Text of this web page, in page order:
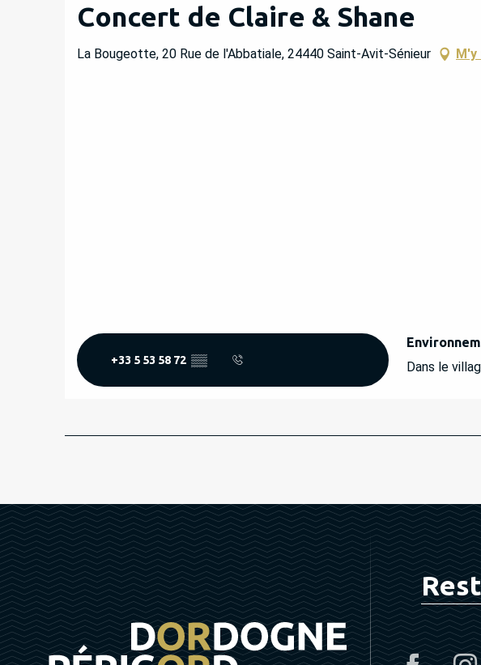
Concert de Claire & Shane
La Bougeotte, 20 Rue de l'Abbatiale, 24440 Saint-Avit-Sénieur M'y
+33 5 53 58 72 ▒▒ Dans le